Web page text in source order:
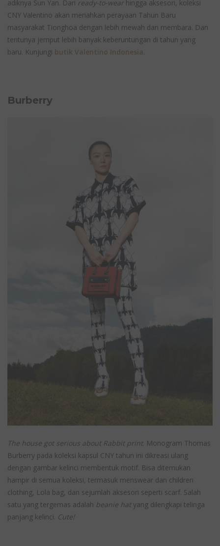
adiknya Sun Yan. Dari ready-to-wear hingga aksesori, koleksi
CNY Valentino akan meriahkan perayaan Tahun Baru
masyarakat Tionghoa dengan lebih mewah dan membara. Dan
tentunya jemput lebih banyak keberuntungan di tahun yang
baru. Kunjungi butik Valentino Indonesia.
Burberry
The house got serious about Rabbit print. Monogram Thomas
Burberry pada koleksi kapsul CNY tahun ini dikreasi ulang
dengan gambar kelinci membentuk motif. Bisa ditemukan
hampir di semua koleksi, termasuk menswear dan children
clothing, Lola bag, dan sejumlah aksesori seperti scarf. Salah
satu yang tergemas adalah beanie hat yang dilengkapi telinga
panjang kelinci. Cute!